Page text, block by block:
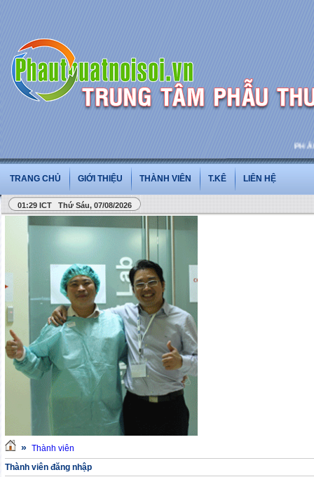
PHẪU
TRANG CHỦ GIỚI THIỆU THÀNH VIÊN T.KÊ LIÊN HỆ
01:29 ICT Thứ Sáu, 07/08/2026
» Thành viên
Thành viên đăng nhập